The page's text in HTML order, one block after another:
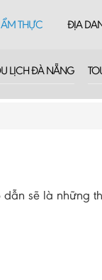
ẨM THỰC ĐỊA
LỊCH ĐÀ NẴNG
sẽ là những